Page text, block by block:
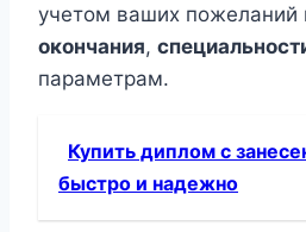
учетом ваших пожеланий
окончания,
параметрам.
Купить диплом с
быстро и надежно